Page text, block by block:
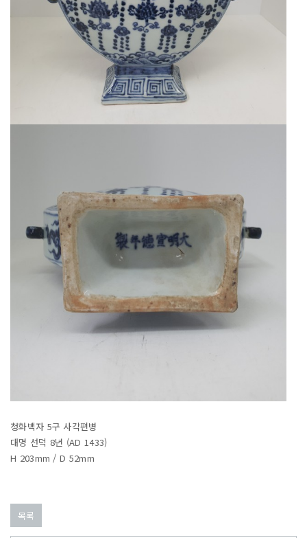
청화백자 5구 사각편병
대명 선덕 8년 (AD 1433)
H 203mm / D 52mm
목록